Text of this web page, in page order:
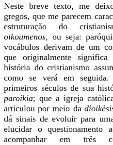
Neste breve texto, me
gregos, que me parecem
estruturação do
oikoumenos, ou seja:
vocábulos derivam de um
que originalmente
história do cristianismo
como se verá em
primeiros séculos de sua
paroikia; que a igreja
articulou por meio da
dá sinais de evoluir para
elucidar o questionamento
acompanhar em três